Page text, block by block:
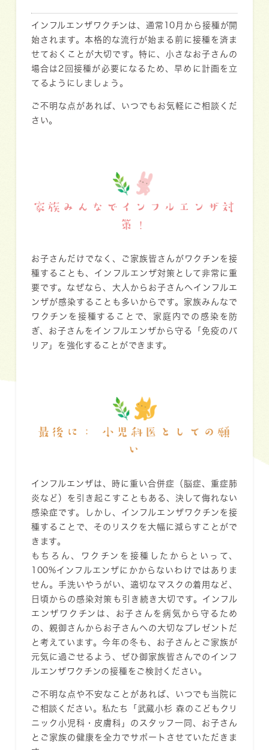
インフルエンザワクチンは、通常10月から接種が開
始されます。本格的な流行が始まる前に接種を済ま
せておくことが大切です。特に、小さなお子さんの
場合は2回接種が必要になるため、早めに計画を立
てるようにしましょう。
ご不明な点があれば、いつでもお気軽にご相談くだ
さい。
家族みんなでインフルエンザ対
策！
お子さんだけでなく、ご家族皆さんがワクチンを接
種することも、インフルエンザ対策として非常に重
要です。なぜなら、大人からお子さんへインフルエ
ンザが感染することも多いからです。家族みんなで
ワクチンを接種することで、家庭内での感染を防
ぎ、お子さんをインフルエンザから守る「免疫のバ
リア」を強化することができます。
最後に： 小児科医としての願
い
インフルエンザは、時に重い合併症（脳症、重症肺
炎など）を引き起こすこともある、決して侮れない
感染症です。しかし、インフルエンザワクチンを接
種することで、そのリスクを大幅に減らすことがで
きます。
もちろん、ワクチンを接種したからといって、
100%インフルエンザにかからないわけではありま
せん。手洗いやうがい、適切なマスクの着用など、
日頃からの感染対策も引き続き大切です。インフル
エンザワクチンは、お子さんを病気から守るため
の、親御さんからお子さんへの大切なプレゼントだ
と考えています。今年の冬も、お子さんとご家族が
元気に過ごせるよう、ぜひ御家族皆さんでのインフ
ルエンザワクチンの接種をご検討ください。
ご不明な点や不安なことがあれば、いつでも当院に
ご相談ください。私たち「武蔵小杉 森のこどもクリ
ニック小児科・皮膚科」のスタッフ一同、お子さん
とご家族の健康を全力でサポートさせていただきま